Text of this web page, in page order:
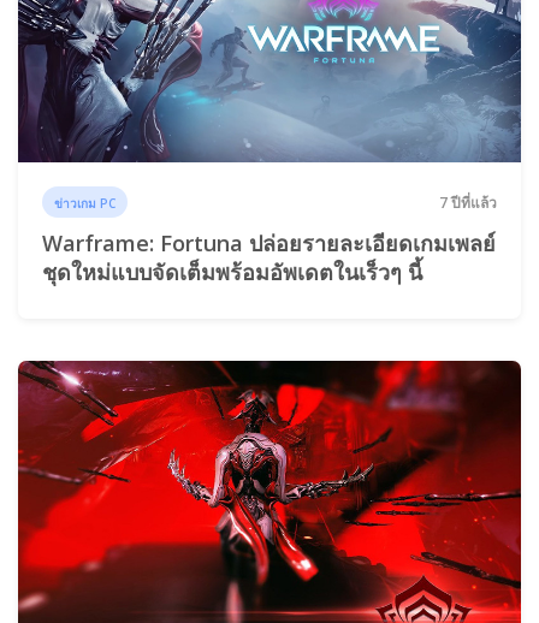
ข่าวเกม PC 7 ปีที่แล้ว
Warframe: Fortuna ปล่อยรายละเอียดเกมเพลย์
ชุดใหม่แบบจัดเต็มพร้อมอัพเดตในเร็วๆ นี้